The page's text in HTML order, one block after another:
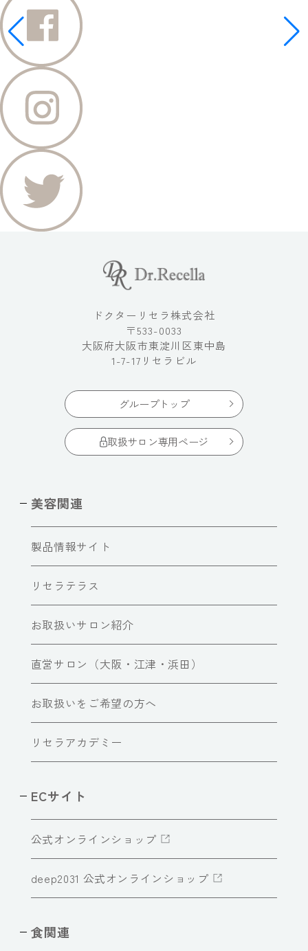
ドクターリセラ株式会社
〒533-0033
大阪府大阪市東淀川区東中島
1-7-17リセラビル
グループトップ
取扱サロン専用ページ
美容関連
製品情報サイト
リセラテラス
お取扱いサロン紹介
直営サロン（大阪・江津・浜田）
お取扱いをご希望の方へ
リセラアカデミー
ECサイト
公式オンラインショップ
deep2031 公式オンラインショップ
食関連